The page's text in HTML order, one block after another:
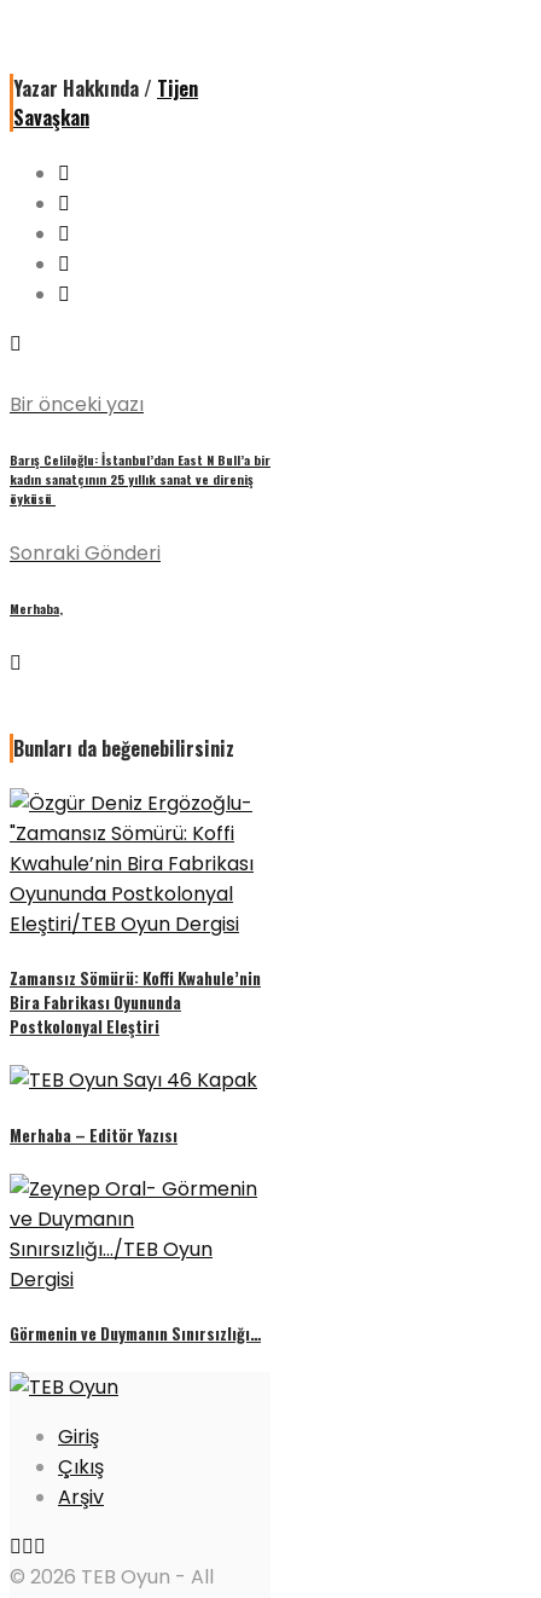
Yazar Hakkında / Tijen
Savaşkan
Bir önceki yazı
Barış Celiloğlu: İstanbul’dan East N Bull’a bir
kadın sanatçının 25 yıllık sanat ve direniş
öyküsü
Sonraki Gönderi
Merhaba,
Bunları da beğenebilirsiniz
Zamansız Sömürü: Koffi Kwahule’nin
Bira Fabrikası Oyununda
Postkolonyal Eleştiri
Merhaba – Editör Yazısı
Görmenin ve Duymanın Sınırsızlığı…
Giriş
Çıkış
Arşiv
© 2026 TEB Oyun - All